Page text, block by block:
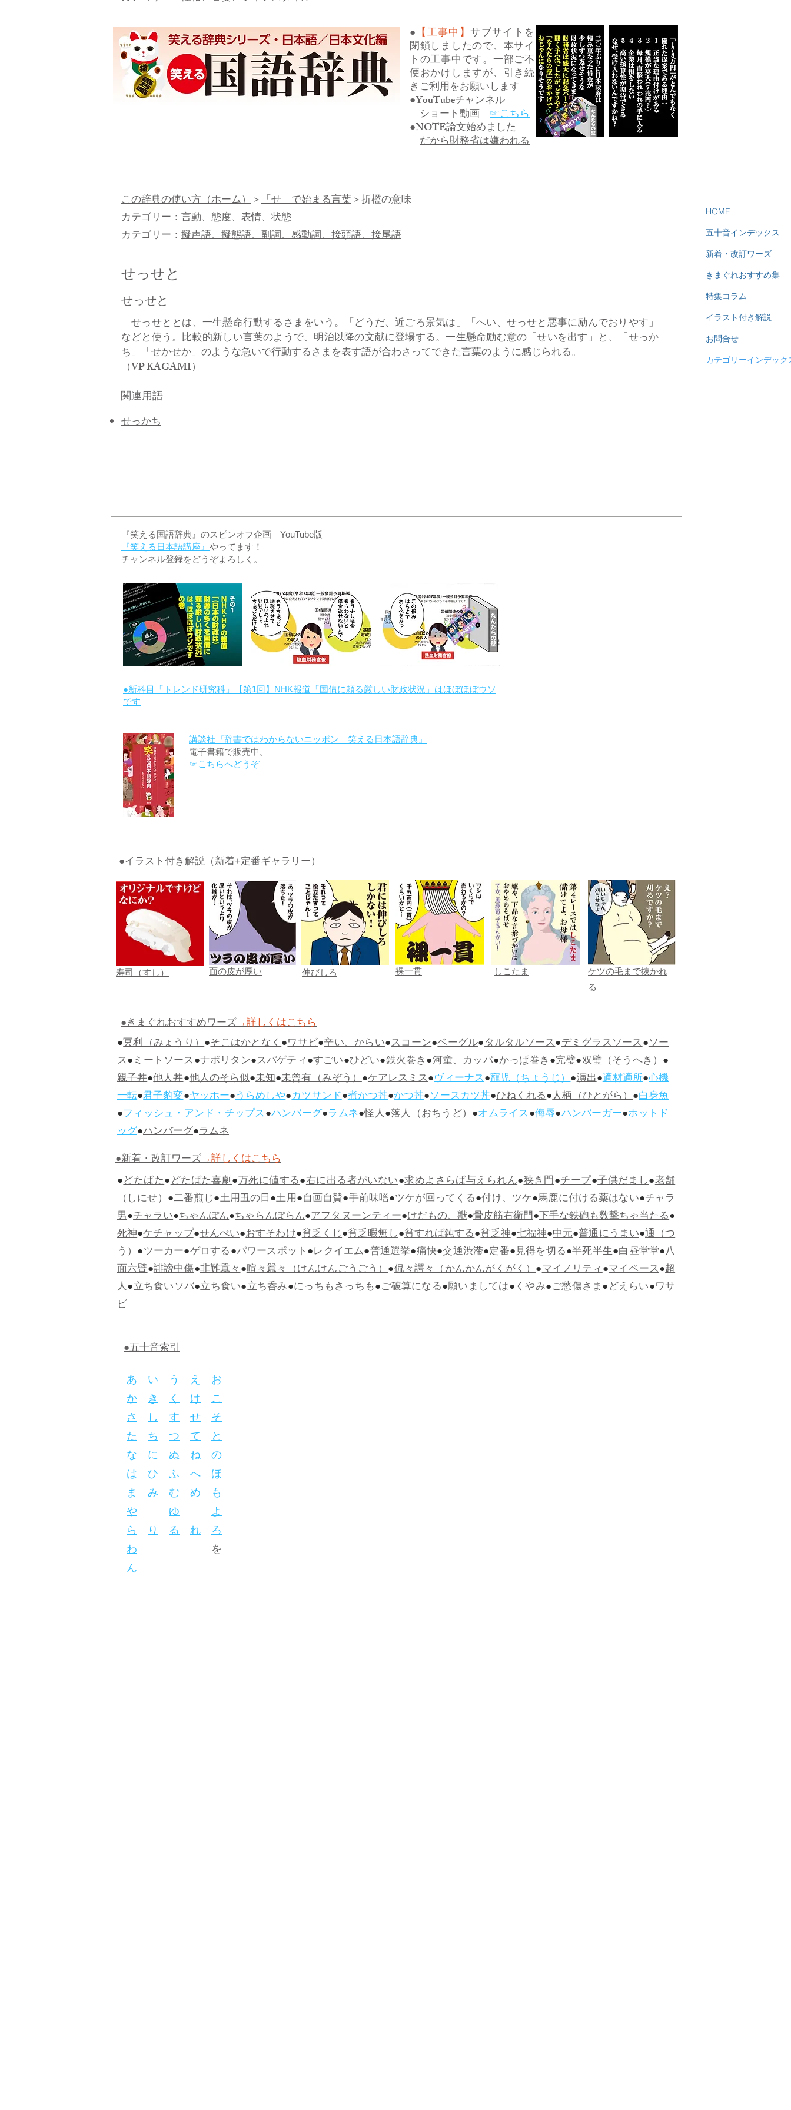
● 【工事中】サブサイトを
閉鎖しましたので、本サイ
トの工事中です。一部ご不
便おかけしますが、引き続
きご利用をお願いします
●YouTubeチャンネル
ショート動画 ☞こちら
●NOTE論文始めました
だから財務省は嫌われる
この辞典の使い方（ホーム）＞「せ」で始まる言葉＞折檻の意味
カテゴリー： 言動、態度、表情、状態
カテゴリー： 擬声語、擬態語、副詞、感動詞、接頭語、接尾語
せっせと
せっせと
せっせととは、一生懸命行動するさまをいう。「どうだ、近ごろ景気は」「へい、せっせと悪事に励んでおりやす」
などと使う。比較的新しい言葉のようで、明治以降の文献に登場する。一生懸命励む意の「せいを出す」と、「せっか
ち」「せかせか」のような急いで行動するさまを表す語が合わさってできた言葉のように感じられる。
（VP KAGAMI）
関連用語
せっかち
HOME
五十音インデックス
新着・改訂ワーズ
きまぐれおすすめ集
特集コラム
イラスト付き解説
お問合せ
カテゴリーインデック
『笑える国語辞典』のスピンオフ企画 YouTube版
『笑える日本語講座』 やってます！
チャンネル登録をどうぞよろしく。
●新科目「トレンド研究科」【第1回】NHK報道「国債に頼る厳しい財政状況」はほぼほぼウソ
です
講談社『辞書ではわからないニッポン 笑える日本語辞典』
電子書籍で販売中。
☞こちらへどうぞ
●イラスト付き解説（新着+定番ギャラリー）
寿司（すし） 面の皮が厚い 伸びしろ 裸一貫 しこたま
ケツの毛まで抜かれ
る
●きまぐれおすすめワーズ→詳しくはこちら
●冥利（みょうり）●そこはかとなく●ワサビ●辛い、からい●スコーン●ベーグル●タルタルソース●デミグラスソース●ソー
ス●ミートソース●ナポリタン●スパゲティ●すごい●ひどい●鉄火巻き●河童、カッパ●かっぱ巻き●完璧●双璧（そうへき）●
親子丼●他人丼●他人のそら似●未知●未曾有（みぞう）●ケアレスミス●ヴィーナス●寵児（ちょうじ）●演出●適材適所●心機
一転●君子豹変●ヤッホー●うらめしや●カツサンド●煮かつ丼●かつ丼●ソースカツ丼●ひねくれる●人柄（ひとがら）●白身魚
●フィッシュ・アンド・チップス●ハンバーグ●ラムネ●怪人●落人（おちうど）●オムライス●侮辱●ハンバーガー●ホットド
ッグ●ハンバーグ●ラムネ
●新着・改訂ワーズ→詳しくはこちら
●どたばた●どたばた喜劇●万死に値する●右に出る者がいない●求めよさらば与えられん●狭き門●チープ●子供だまし●老舗
（しにせ）●二番煎じ●土用丑の日●土用●自画自賛●手前味噌●ツケが回ってくる●付け、ツケ●馬鹿に付ける薬はない●チャラ
男●チャラい●ちゃんぽん●ちゃらんぽらん●アフタヌーンティー●けだもの、獣●骨皮筋右衛門●下手な鉄砲も数撃ちゃ当たる●
死神●ケチャップ●せんべい●おすそわけ●貧乏くじ●貧乏暇無し●貧すれば鈍する●貧乏神●七福神●中元●普通にうまい●通（つ
う）●ツーカー●ゲロする●パワースポット●レクイエム●普通選挙●痛快●交通渋滞●定番●見得を切る●半死半生●白昼堂堂●八
面六臂●誹謗中傷●非難囂々●喧々囂々（けんけんごうごう）●侃々諤々（かんかんがくがく）●マイノリティ●マイペース●超
人●立ち食いソバ●立ち食い●立ち呑み●にっちもさっちも●ご破算になる●願いましては●くやみ●ご愁傷さま●どえらい●ワサ
ビ
●五十音索引
あ い う え お
か き く け こ
さ し す せ そ
た ち つ て と
な に ぬ ね の
は ひ ふ へ ほ
ま み む め も
や
ゆ
よ
ら り る れ ろ
わ を
ん